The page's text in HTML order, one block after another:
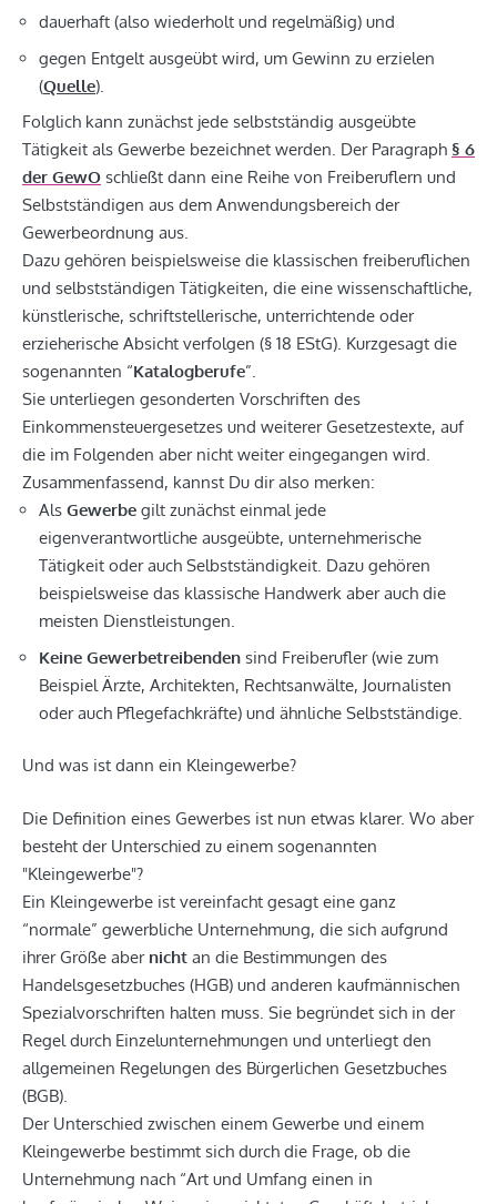
dauerhaft (also wiederholt und regelmäßig) und
gegen Entgelt ausgeübt wird, um Gewinn zu erzielen
(Quelle).
Folglich kann zunächst jede selbstständig ausgeübte
Tätigkeit als Gewerbe bezeichnet werden. Der Paragraph § 6
der GewO schließt dann eine Reihe von Freiberuflern und
Selbstständigen aus dem Anwendungsbereich der
Gewerbeordnung aus.
Dazu gehören beispielsweise die klassischen freiberuflichen
und selbstständigen Tätigkeiten, die eine wissenschaftliche,
künstlerische, schriftstellerische, unterrichtende oder
erzieherische Absicht verfolgen (§ 18 EStG). Kurzgesagt die
sogenannten “Katalogberufe”.
Sie unterliegen gesonderten Vorschriften des
Einkommensteuergesetzes und weiterer Gesetzestexte, auf
die im Folgenden aber nicht weiter eingegangen wird.
Zusammenfassend, kannst Du dir also merken:
Als Gewerbe gilt zunächst einmal jede
eigenverantwortliche ausgeübte, unternehmerische
Tätigkeit oder auch Selbstständigkeit. Dazu gehören
beispielsweise das klassische Handwerk aber auch die
meisten Dienstleistungen.
Keine Gewerbetreibenden sind Freiberufler (wie zum
Beispiel Ärzte, Architekten, Rechtsanwälte, Journalisten
oder auch Pflegefachkräfte) und ähnliche Selbstständige.
Und was ist dann ein Kleingewerbe?
Die Definition eines Gewerbes ist nun etwas klarer. Wo aber
besteht der Unterschied zu einem sogenannten
"Kleingewerbe"?
Ein Kleingewerbe ist vereinfacht gesagt eine ganz
“normale” gewerbliche Unternehmung, die sich aufgrund
ihrer Größe aber nicht an die Bestimmungen des
Handelsgesetzbuches (HGB) und anderen kaufmännischen
Spezialvorschriften halten muss. Sie begründet sich in der
Regel durch Einzelunternehmungen und unterliegt den
allgemeinen Regelungen des Bürgerlichen Gesetzbuches
(BGB).
Der Unterschied zwischen einem Gewerbe und einem
Kleingewerbe bestimmt sich durch die Frage, ob die
Unternehmung nach “Art und Umfang einen in